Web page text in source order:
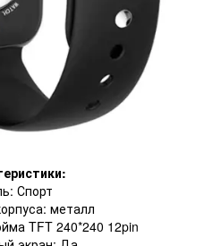
Спорт
металл
TFT 240*240 12pin